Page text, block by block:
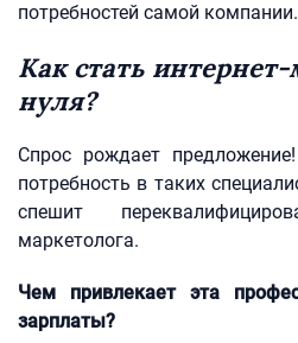
потребностей самой компании.
Как стать
нуля?
Спрос рождает
потребность в таких
спешит
маркетолога.
Чем привлекает эта
зарплаты?